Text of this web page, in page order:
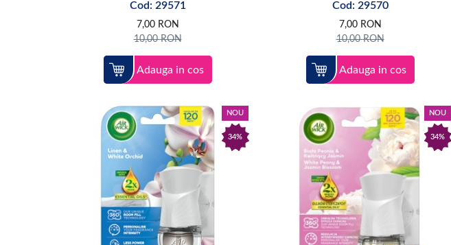
Cod: 29571
7,00 RON
10,00RON
Adauga in cos
Cod: 29570
7,00 RON
10,00RON
Adauga in cos
NOU
34%
NOU
34%